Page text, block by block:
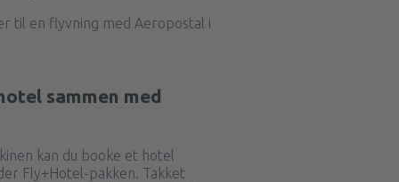
til en flyvning med Aeropostal i
sammen med
kan du booke et hotel
Fly+Hotel-pakken. Takket